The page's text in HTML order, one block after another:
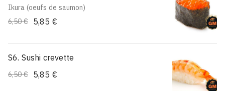
Ikura (oeufs de saumon)
6,50 €
5,85 €
S6. Sushi crevette
6,50 € 5,85 €